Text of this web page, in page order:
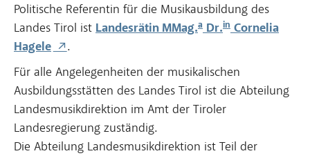
Politische Referentin für die Musikausbildung des
Landes Tirol ist Landesrätin MMag.a Dr.in Cornelia
Hagele
.
Für alle Angelegenheiten der musikalischen
Ausbildungsstätten des Landes Tirol ist die Abteilung
Landesmusikdirektion im Amt der Tiroler
Landesregierung zuständig.
Die Abteilung Landesmusikdirektion ist Teil der